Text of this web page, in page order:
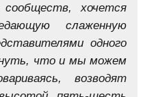
хочется
слаженную
одного
что и мы можем
возводят